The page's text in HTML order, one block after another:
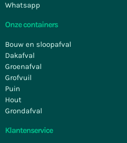
Whatsapp
Onze containers
Bouw en sloopafval
Dakafval
Groenafval
Grofvuil
Puin
Hout
Grondafval
Klantenservice